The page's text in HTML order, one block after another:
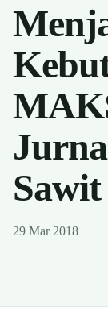
Sawit
29 Mar 2018